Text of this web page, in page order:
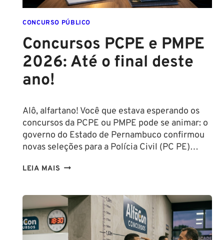
CONCURSO PÚBLICO
Concursos PCPE e PMPE
2026: Até o final deste
ano!
Alô, alfartano! Você que estava esperando os
concursos da PCPE ou PMPE pode se animar: o
governo do Estado de Pernambuco confirmou
novas seleções para a Polícia Civil (PC PE)…
LEIA MAIS CONCURSOS
PMPE
2026:
ATÉ